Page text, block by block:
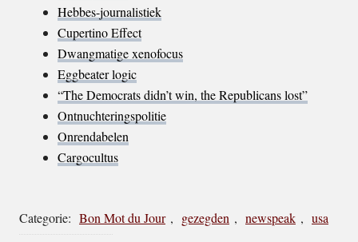
Hebbes-journalistiek
Cupertino Effect
Dwangmatige xenofocus
Eggbeater logic
“The Democrats didn’t win, the Republicans lost”
Ontnuchteringspolitie
Onrendabelen
Cargocultus
Categorie: Bon Mot du Jour , gezegden , newspeak , usa